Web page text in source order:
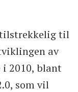
til
av
i 2010, blant
som vil